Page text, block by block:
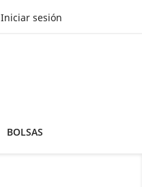
Iniciar sesión
BOLSAS